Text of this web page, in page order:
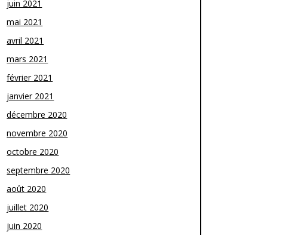
juin 2021
mai 2021
avril 2021
mars 2021
février 2021
janvier 2021
décembre 2020
novembre 2020
octobre 2020
septembre 2020
août 2020
juillet 2020
juin 2020